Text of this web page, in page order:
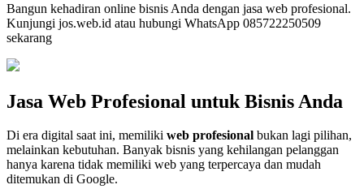
Bangun kehadiran online bisnis Anda dengan jasa web profesional.
Kunjungi jos.web.id atau hubungi WhatsApp 085722250509
sekarang
Jasa Web Profesional untuk Bisnis Anda
Di era digital saat ini, memiliki web profesional bukan lagi pilihan,
melainkan kebutuhan. Banyak bisnis yang kehilangan pelanggan
hanya karena tidak memiliki web yang terpercaya dan mudah
ditemukan di Google.